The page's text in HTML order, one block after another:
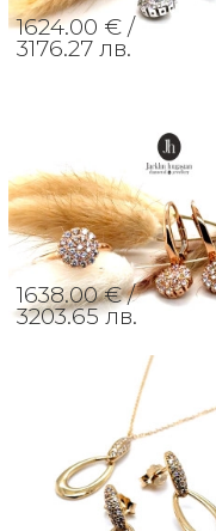
1624.00 € /
3176.27 лв.
1638.00 € /
3203.65 лв.